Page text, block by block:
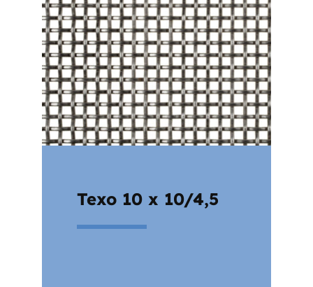
Texo 10 x 10/4,5